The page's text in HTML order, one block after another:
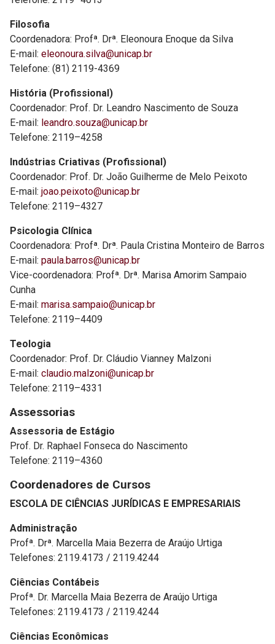
Filosofia
Coordenadora: Profª. Drª. Eleonoura Enoque da Silva
E-mail: eleonoura.silva@unicap.br
Telefone: (81) 2119-4369
História (Profissional)
Coordenador: Prof. Dr. Leandro Nascimento de Souza
E-mail: leandro.souza@unicap.br
Telefone: 2119–4258
Indústrias Criativas (Profissional)
Coordenador: Prof. Dr. João Guilherme de Melo Peixoto
E-mail: joao.peixoto@unicap.br
Telefone: 2119–4327
Psicologia Clínica
Coordenadora: Profª. Drª. Paula Cristina Monteiro de Barros
E-mail: paula.barros@unicap.br
Vice-coordenadora: Profª. Drª. Marisa Amorim Sampaio
Cunha
E-mail: marisa.sampaio@unicap.br
Telefone: 2119–4409
Teologia
Coordenador: Prof. Dr. Cláudio Vianney Malzoni
E-mail: claudio.malzoni@unicap.br
Telefone: 2119–4331
Assessorias
Assessoria de Estágio
Prof. Dr. Raphael Fonseca do Nascimento
Telefone: 2119–4360
Coordenadores de Cursos
ESCOLA DE CIÊNCIAS JURÍDICAS E EMPRESARIAIS
Administração
Profª. Drª. Marcella Maia Bezerra de Araújo Urtiga
Telefones: 2119.4173 / 2119.4244
Ciências Contábeis
Profª. Dr. Marcella Maia Bezerra de Araújo Urtiga
Telefones: 2119.4173 / 2119.4244
Ciências Econômicas